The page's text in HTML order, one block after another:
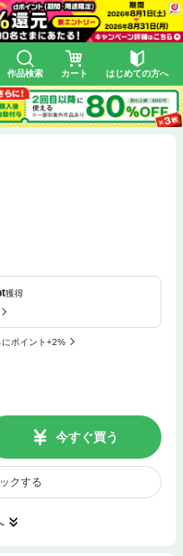
作品検索 カート はじめての方へ
獲得
ポイント+2%
今すぐ買う
クする